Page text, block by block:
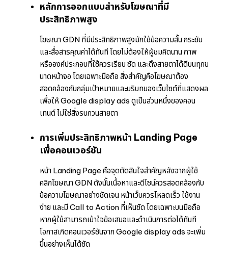
หลักการออกแบบสำหรับโฆษณาที่มี
ประสิทธิภาพสูง
โฆษณา GDN ที่มีประสิทธิภาพสูงมักใช้ข้อความสั้น กระชับ
และสื่อสารคุณค่าได้ทันที โดยไม่ต้องให้ผู้ชมคิดนาน ภาพ
หรือองค์ประกอบที่ใช้ควรเรียบ ชัด และดึงสายตาได้ดีบนทุกข
นาดหน้าจอ โดยเฉพาะมือถือ สิ่งสำคัญคือโฆษณาต้อง
สอดคล้องกับกลุ่มเป้าหมายและบริบทของเว็บไซต์ที่แสดงผล
เพื่อให้ Google display ads ดูเป็นส่วนหนึ่งของคอน
เทนต์ ไม่ใช่สิ่งรบกวนสายตา
การเพิ่มประสิทธิภาพหน้า Landing Page
เพื่อคอนเวอร์ชัน
หน้า Landing Page คือจุดตัดสินใจสำคัญหลังจากผู้ใช้
คลิกโฆษณา GDN ดังนั้นเนื้อหาและดีไซน์ควรสอดคล้องกับ
ข้อความโฆษณาอย่างชัดเจน หน้าเว็บควรโหลดเร็ว ใช้งาน
ง่าย และมี Call to Action ที่เห็นชัด โดยเฉพาะบนมือถือ
หากผู้ใช้สามารถเข้าใจข้อเสนอและดำเนินการต่อได้ทันที
โอกาสเกิดคอนเวอร์ชันจาก Google display ads จะเพิ่ม
ขึ้นอย่างเห็นได้ชัด